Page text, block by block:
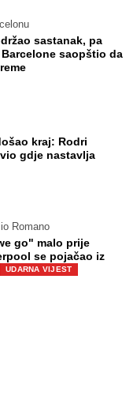
sastanak, pa
saopštio da
kraj: Rodri
gdje nastavlja
Romano
go" malo prije
se pojačao iz
UDARNA VIJEST